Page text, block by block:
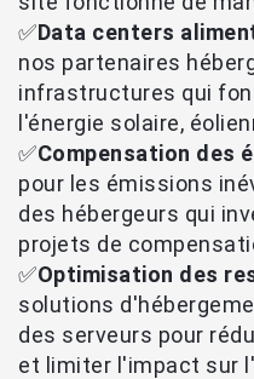
✅Data centers
nos partenaires
infrastructures qui
l'énergie solaire,
✅Compensation des
pour les émissions
des hébergeurs qui
projets de
✅Optimisation des
solutions
des serveurs pour
et limiter l'impact sur